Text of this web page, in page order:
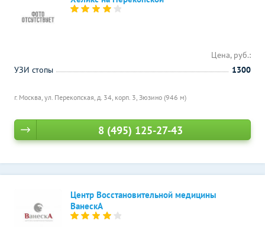
г. Москва, ул. Перекопская, д. 34, корп. 3, Зюзино (946 м)
Цена, руб.:
УЗИ стопы
1300
8 (495) 125-27-43
Центр Восстановительной медицины
ВанескА